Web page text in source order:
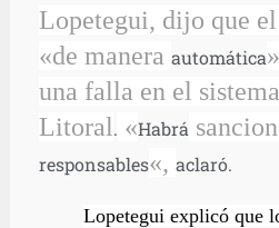
Lopetegui, dijo que
«de manera automática
una falla en el
Litoral. «Habrá
responsables«, aclaró.
Lopetegui explicó que